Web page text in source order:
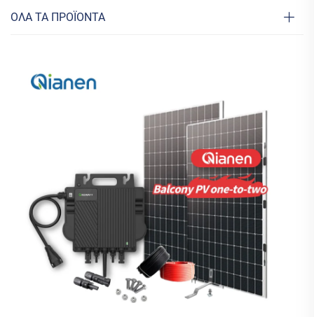
ΟΛΑ ΤΑ ΠΡΟΪΟΝΤΑ